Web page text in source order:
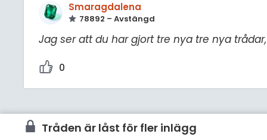
Smaragdalena
78892 – Avstängd
Jag ser att du har gjort tre nya tre nya
0
Tråden är låst för fler inlägg